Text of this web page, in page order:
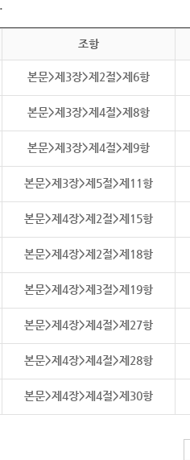
조항
본문>제3장>제2절>제6항
본문>제3장>제4절>제8항
본문>제3장>제4절>제9항
본문>제3장>제5절>제11항
본문>제4장>제2절>제15항
본문>제4장>제2절>제18항
본문>제4장>제3절>제19항
본문>제4장>제4절>제27항
본문>제4장>제4절>제28항
본문>제4장>제4절>제30항